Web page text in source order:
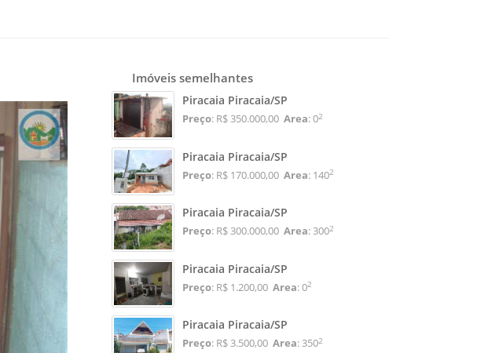
Imóveis semelhantes
Piracaia Piracaia/SP
Preço: R$ 350.000,00 Area: 02
Piracaia Piracaia/SP
Preço: R$ 170.000,00 Area: 1402
Piracaia Piracaia/SP
Preço: R$ 300.000,00 Area: 3002
Piracaia Piracaia/SP
Preço: R$ 1.200,00 Area: 02
Piracaia Piracaia/SP
Preço: R$ 3.500,00 Area: 3502